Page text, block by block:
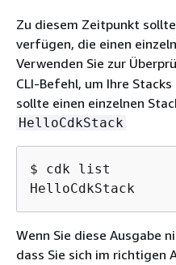
Zu diesem Zeitpunkt
verfügen, die einen
Verwenden Sie zur
CLI-Befehl, um Ihre
sollte einen einzelnen
HelloCdkStack
$ cdk list
HelloCdkStack
Wenn Sie diese Ausgabe
dass Sie sich im richtigen